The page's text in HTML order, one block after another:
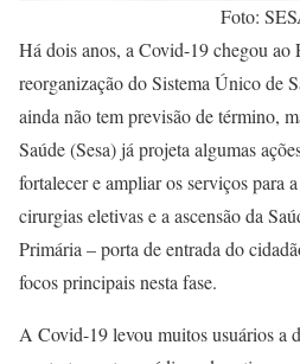
Foto:
Há dois anos, a Covid-19 chegou ao
reorganização do Sistema Único de
ainda não tem previsão de término,
Saúde (Sesa) já projeta algumas
fortalecer e ampliar os serviços para
cirurgias eletivas e a ascensão da
Primária – porta de entrada do
focos principais nesta fase.
A Covid-19 levou muitos usuários a